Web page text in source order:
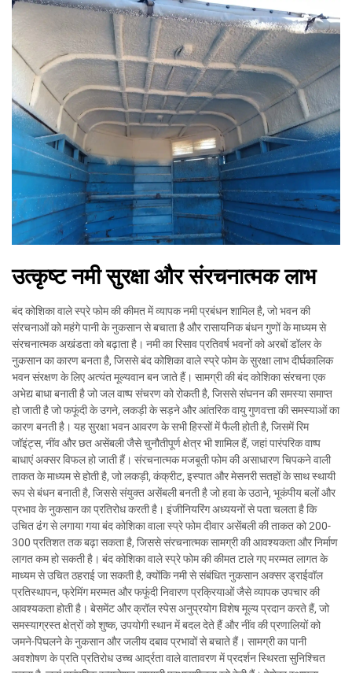
उत्कृष्ट नमी सुरक्षा और संरचनात्मक लाभ
बंद कोशिका वाले स्प्रे फोम की कीमत में व्यापक नमी प्रबंधन शामिल है, जो भवन की
संरचनाओं को महंगे पानी के नुकसान से बचाता है और रासायनिक बंधन गुणों के माध्यम से
संरचनात्मक अखंडता को बढ़ाता है। नमी का रिसाव प्रतिवर्ष भवनों को अरबों डॉलर के
नुकसान का कारण बनता है, जिससे बंद कोशिका वाले स्प्रे फोम के सुरक्षा लाभ दीर्घकालिक
भवन संरक्षण के लिए अत्यंत मूल्यवान बन जाते हैं। सामग्री की बंद कोशिका संरचना एक
अभेद्य बाधा बनाती है जो जल वाष्प संचरण को रोकती है, जिससे संघनन की समस्या समाप्त
हो जाती है जो फफूंदी के उगने, लकड़ी के सड़ने और आंतरिक वायु गुणवत्ता की समस्याओं का
कारण बनती है। यह सुरक्षा भवन आवरण के सभी हिस्सों में फैली होती है, जिसमें रिम
जॉइंट्स, नींव और छत असेंबली जैसे चुनौतीपूर्ण क्षेत्र भी शामिल हैं, जहां पारंपरिक वाष्प
बाधाएं अक्सर विफल हो जाती हैं। संरचनात्मक मजबूती फोम की असाधारण चिपकने वाली
ताकत के माध्यम से होती है, जो लकड़ी, कंक्रीट, इस्पात और मेसनरी सतहों के साथ स्थायी
रूप से बंधन बनाती है, जिससे संयुक्त असेंबली बनती है जो हवा के उठाने, भूकंपीय बलों और
प्रभाव के नुकसान का प्रतिरोध करती है। इंजीनियरिंग अध्ययनों से पता चलता है कि
उचित ढंग से लगाया गया बंद कोशिका वाला स्प्रे फोम दीवार असेंबली की ताकत को 200-
300 प्रतिशत तक बढ़ा सकता है, जिससे संरचनात्मक सामग्री की आवश्यकता और निर्माण
लागत कम हो सकती है। बंद कोशिका वाले स्प्रे फोम की कीमत टाले गए मरम्मत लागत के
माध्यम से उचित ठहराई जा सकती है, क्योंकि नमी से संबंधित नुकसान अक्सर ड्राईवॉल
प्रतिस्थापन, फ्रेमिंग मरम्मत और फफूंदी निवारण प्रक्रियाओं जैसे व्यापक उपचार की
आवश्यकता होती है। बेसमेंट और क्रॉल स्पेस अनुप्रयोग विशेष मूल्य प्रदान करते हैं, जो
समस्याग्रस्त क्षेत्रों को शुष्क, उपयोगी स्थान में बदल देते हैं और नींव की प्रणालियों को
जमने-पिघलने के नुकसान और जलीय दबाव प्रभावों से बचाते हैं। सामग्री का पानी
अवशोषण के प्रति प्रतिरोध उच्च आर्द्रता वाले वातावरण में प्रदर्शन स्थिरता सुनिश्चित